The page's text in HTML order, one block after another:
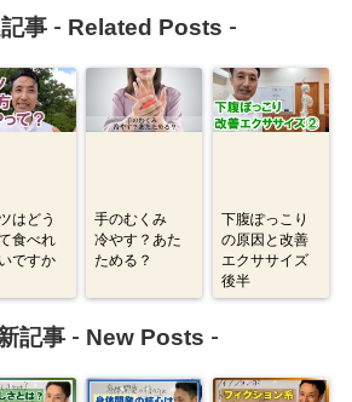
事 - Related Posts -
はどう
食べれ
ですか
手のむくみ
冷やす？あた
ためる？
下腹ぽっこり
の原因と改善
エクササイズ
後半
記事 - New Posts -